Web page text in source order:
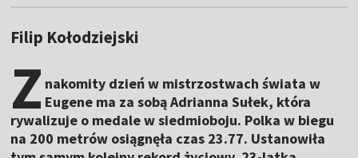
Filip Kołodziejski
Z nakomity dzień w mistrzostwach świata w
Eugene ma za sobą Adrianna Sułek, która
rywalizuje o medale w siedmioboju. Polka w biegu
na 200 metrów osiągnęła czas 23.77. Ustanowiła